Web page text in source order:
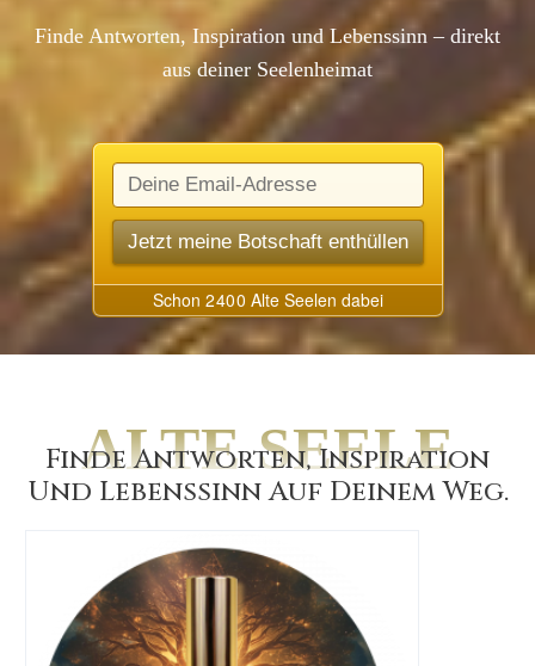
Finde Antworten, Inspiration und Lebenssinn – direkt
aus deiner Seelenheimat
ALTE SEELE
Finde Antworten, Inspiration
Und Lebenssinn Auf Deinem Weg.